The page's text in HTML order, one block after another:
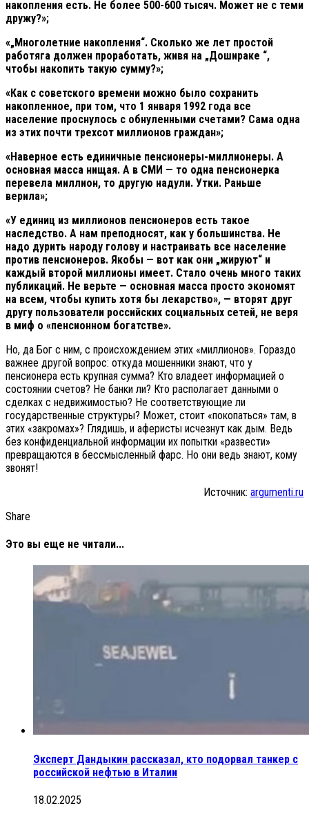
накопления есть. Не более 500-600 тысяч. Может не с теми
дружу?»;
«„Многолетние накопления“. Сколько же лет простой
работяга должен проработать, живя на „Дошираке “,
чтобы накопить такую сумму?»;
«Как с советского времени можно было сохранить
накопленное, при том, что 1 января 1992 года все
население проснулось с обнуленными счетами? Сама одна
из этих почти трехсот миллионов граждан»;
«Наверное есть единичные пенсионеры-миллионеры. А
основная масса нищая. А в СМИ — то одна пенсионерка
перевела миллион, то другую надули. Утки. Раньше
верила»;
«У единиц из миллионов пенсионеров есть такое
наследство. А нам преподносят, как у большинства. Не
надо дурить народу голову и настраивать все население
против пенсионеров. Якобы — вот как они „жируют“ и
каждый второй миллионы имеет. Стало очень много таких
публикаций. Не верьте — основная масса просто экономят
на всем, чтобы купить хотя бы лекарство», — вторят друг
другу пользователи российских социальных сетей, не веря
в миф о «пенсионном богатстве».
Но, да Бог с ним, с происхождением этих «миллионов». Гораздо
важнее другой вопрос: откуда мошенники знают, что у
пенсионера есть крупная сумма? Кто владеет информацией о
состоянии счетов? Не банки ли? Кто располагает данными о
сделках с недвижимостью? Не соответствующие ли
государственные структуры? Может, стоит «покопаться» там, в
этих «закромах»? Глядишь, и аферисты исчезнут как дым. Ведь
без конфиденциальной информации их попытки «развести»
превращаются в бессмысленный фарс. Но они ведь знают, кому
звонят!
Источник: argumenti.ru
Share
Это вы еще не читали...
Эксперт Дандыкин рассказал, кто подорвал танкер с
российской нефтью в Италии
18.02.2025